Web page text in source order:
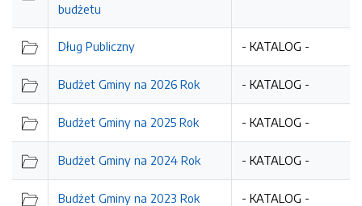
budżetu
Dług Publiczny - KATALOG -
Budżet Gminy na 2026 Rok - KATALOG -
Budżet Gminy na 2025 Rok - KATALOG -
Budżet Gminy na 2024 Rok - KATALOG -
Budżet Gminy na 2023 Rok - KATALOG -